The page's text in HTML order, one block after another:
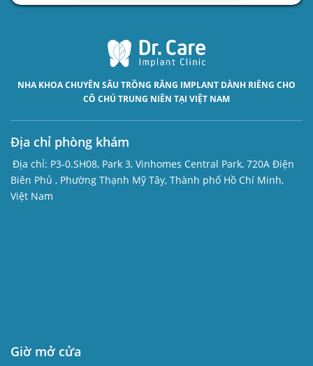
NHA KHOA CHUYÊN SÂU TRỒNG RĂNG IMPLANT DÀNH RIÊNG CHO
CÔ CHÚ TRUNG NIÊN TẠI VIỆT NAM
Địa chỉ phòng khám
Địa chỉ: P3-0.SH08, Park 3, Vinhomes Central Park, 720A Điện
Biên Phủ , Phường Thạnh Mỹ Tây, Thành phố Hồ Chí Minh,
Việt Nam
Giờ mở cửa